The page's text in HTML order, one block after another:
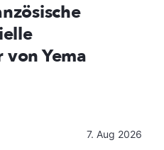
Yema
7. Aug 2026